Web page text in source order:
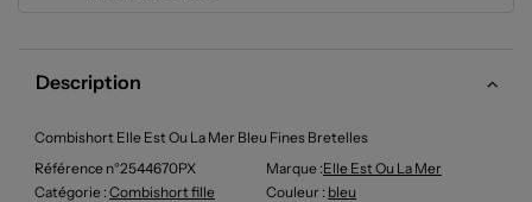
Description
Combishort Elle Est Ou La Mer Bleu Fines Bretelles
Référence n°2544670PX
Marque :Elle Est Ou La Mer
Catégorie : Combishort fille Couleur : bleu